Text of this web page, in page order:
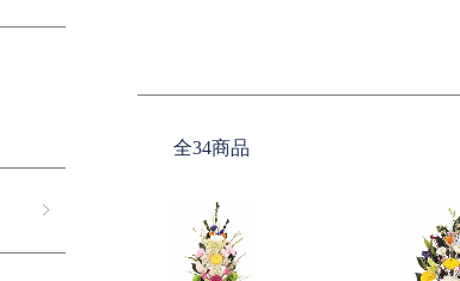
全34商品